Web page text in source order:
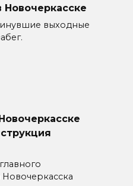
Новочеркасске
выходные